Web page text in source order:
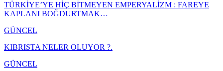
TÜRKİYE’YE HİÇ BİTMEYEN EMPERYALİZM : FAREYE
KAPLANI BOĞDURTMAK…
GÜNCEL
KIBRISTA NELER OLUYOR ?.
GÜNCEL